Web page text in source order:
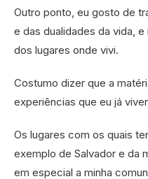
Outro ponto, eu gosto de
e das dualidades da vida,
dos lugares onde vivi.
Costumo dizer que a
experiências que eu já
Os lugares com os quais
exemplo de Salvador e da
em especial a minha